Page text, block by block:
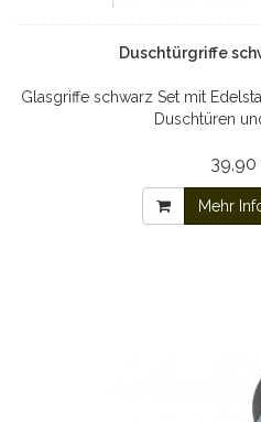
Duschtürgriffe
Glasgriffe schwarz Set mit
Duschtüren
39,90
Mehr